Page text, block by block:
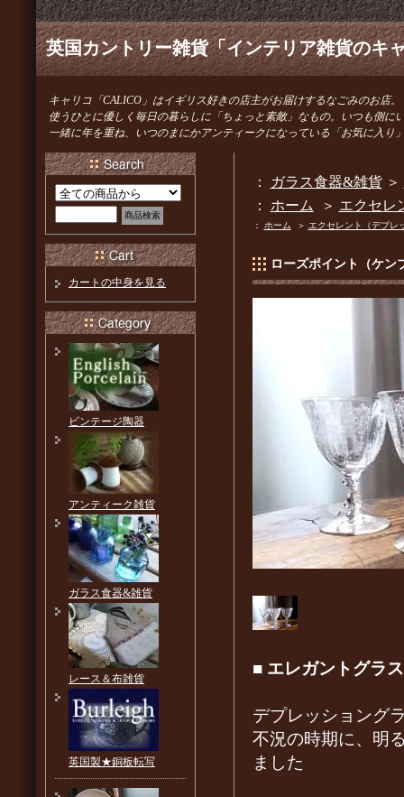
英国カントリー雑貨「インテリア雑貨の
キャリコ「CALICO」はイギリス好きの店主がお届けするなごみのお店。
使うひとに優しく毎日の暮らしに「ちょっと素敵」なもの。いつも側に
一緒に年を重ね、いつのまにかアンティークになっている「お気に入り
： ガラス食器&雑貨＞
： ホーム ＞ エクセレ
： ホーム ＞ エクセレント（デプレ
ローズポイント（ケン
■ エレガントグラ
デプレッショング
不況の時期に、明
ました
カートの中身を見る
ビンテージ陶器
アンティーク雑貨
ガラス食器&雑貨
レース＆布雑貨
英国製★銅板転写